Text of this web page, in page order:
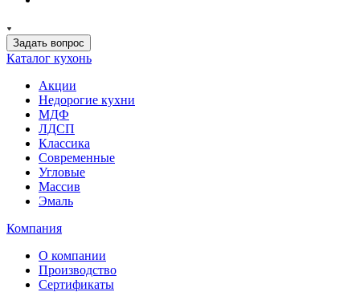
Задать вопрос
Каталог кухонь
Акции
Недорогие кухни
МДФ
ЛДСП
Классика
Современные
Угловые
Массив
Эмаль
Компания
О компании
Производство
Сертификаты